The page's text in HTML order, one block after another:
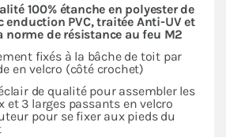
100% étanche en polyester de
PVC, traitée Anti-UV et
norme de résistance au feu M2
fixés à la bâche de toit par
en velcro (côté crochet)
de qualité pour assembler les
et 3 larges passants en velcro
pour se fixer aux pieds du